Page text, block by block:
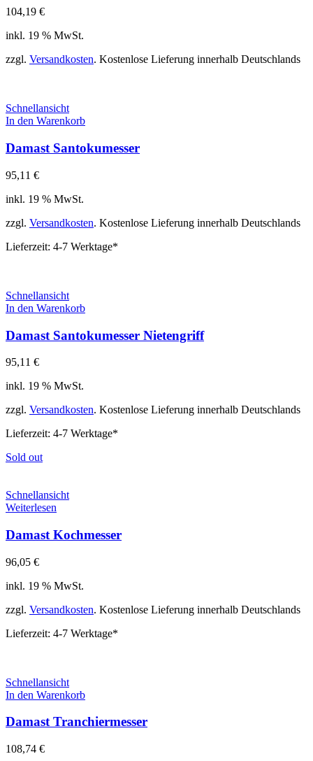
104,19 €
inkl. 19 % MwSt.
zzgl. Versandkosten. Kostenlose Lieferung innerhalb Deutschlands
Schnellansicht
In den Warenkorb
Damast Santokumesser
95,11 €
inkl. 19 % MwSt.
zzgl. Versandkosten. Kostenlose Lieferung innerhalb Deutschlands
Lieferzeit: 4-7 Werktage*
Schnellansicht
In den Warenkorb
Damast Santokumesser Nietengriff
95,11 €
inkl. 19 % MwSt.
zzgl. Versandkosten. Kostenlose Lieferung innerhalb Deutschlands
Lieferzeit: 4-7 Werktage*
Sold out
Schnellansicht
Weiterlesen
Damast Kochmesser
96,05 €
inkl. 19 % MwSt.
zzgl. Versandkosten. Kostenlose Lieferung innerhalb Deutschlands
Lieferzeit: 4-7 Werktage*
Schnellansicht
In den Warenkorb
Damast Tranchiermesser
108,74 €